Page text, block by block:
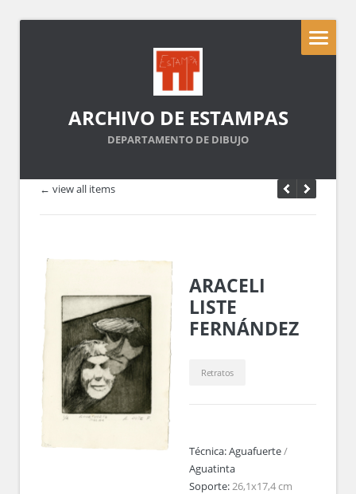
ARCHIVO DE ESTAMPAS
DEPARTAMENTO DE DIBUJO
← view all items
ARACELI
LISTE
FERNÁNDEZ
Retratos
Técnica:Aguafuerte/
Aguatinta
Soporte:26,1x17,4 cm